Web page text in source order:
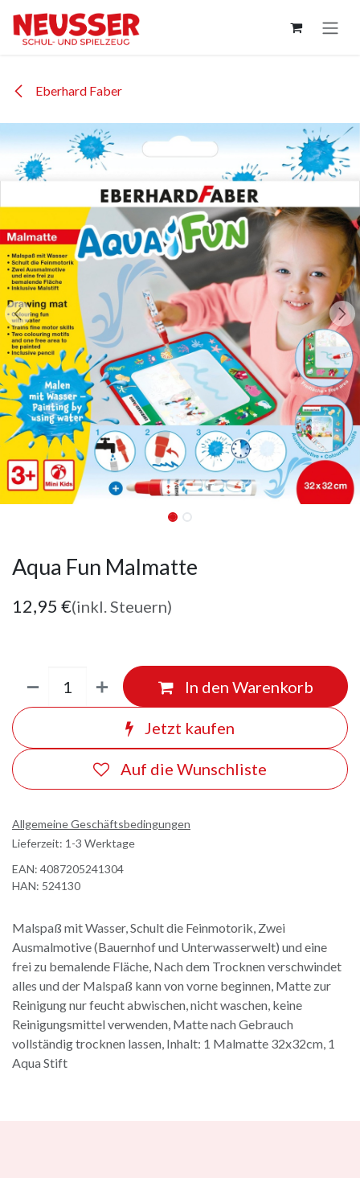
Eberhard Faber
Aqua Fun Malmatte
12,95 €(inkl. Steuern)
In den Warenkorb
Jetzt kaufen
Auf die Wunschliste
Allgemeine Geschäftsbedingungen
Lieferzeit: 1-3 Werktage
EAN: 4087205241304
HAN: 524130
Malspaß mit Wasser, Schult die Feinmotorik, Zwei
Ausmalmotive (Bauernhof und Unterwasserwelt) und eine
frei zu bemalende Fläche, Nach dem Trocknen verschwindet
alles und der Malspaß kann von vorne beginnen, Matte zur
Reinigung nur feucht abwischen, nicht waschen, keine
Reinigungsmittel verwenden, Matte nach Gebrauch
vollständig trocknen lassen, Inhalt: 1 Malmatte 32x32cm, 1
Aqua Stift